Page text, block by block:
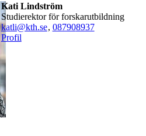
Kati Lindström
Studierektor för forskarutbildning
katli@kth.se, 087908937
Profil